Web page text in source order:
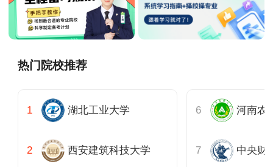
热门院校推荐
湖北工业大学
西安建筑科技大学 中央财